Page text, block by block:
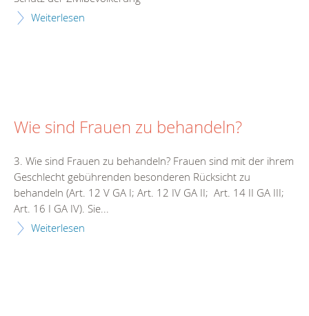
Weiterlesen
Wie sind Frauen zu behandeln?
3. Wie sind Frauen zu behandeln? Frauen sind mit der ihrem
Geschlecht gebührenden besonderen Rücksicht zu
behandeln (Art. 12 V GA I; Art. 12 IV GA II; Art. 14 II GA III;
Art. 16 I GA IV). Sie...
Weiterlesen